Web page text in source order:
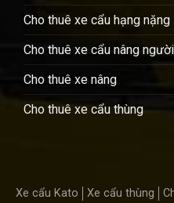
Cho thuê xe cẩu hạng nặng
Cho thuê xe cẩu nâng người
Cho thuê xe nâng
Cho thuê xe cẩu thùng
Xe cẩu Kato Xe cẩu thùng